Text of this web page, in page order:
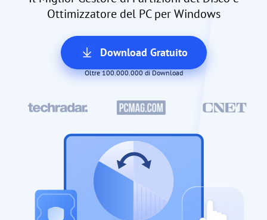
Ottimizzatore del PC per Windows
Download Gratuito
Oltre 100.000.000 di Download